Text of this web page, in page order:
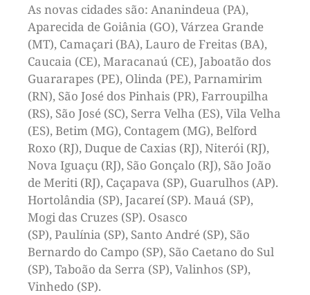
As novas cidades são: Ananindeua (PA),
Aparecida de Goiânia (GO), Várzea Grande
(MT), Camaçari (BA), Lauro de Freitas (BA),
Caucaia (CE), Maracanaú (CE), Jaboatão dos
Guararapes (PE), Olinda (PE), Parnamirim
(RN), São José dos Pinhais (PR), Farroupilha
(RS), São José (SC), Serra Velha (ES), Vila Velha
(ES), Betim (MG), Contagem (MG), Belford
Roxo (RJ), Duque de Caxias (RJ), Niterói (RJ),
Nova Iguaçu (RJ), São Gonçalo (RJ), São João
de Meriti (RJ), Caçapava (SP), Guarulhos (AP).
Hortolândia (SP), Jacareí (SP). Mauá (SP),
Mogi das Cruzes (SP). Osasco
(SP), Paulínia (SP), Santo André (SP), São
Bernardo do Campo (SP), São Caetano do Sul
(SP), Taboão da Serra (SP), Valinhos (SP),
Vinhedo (SP).